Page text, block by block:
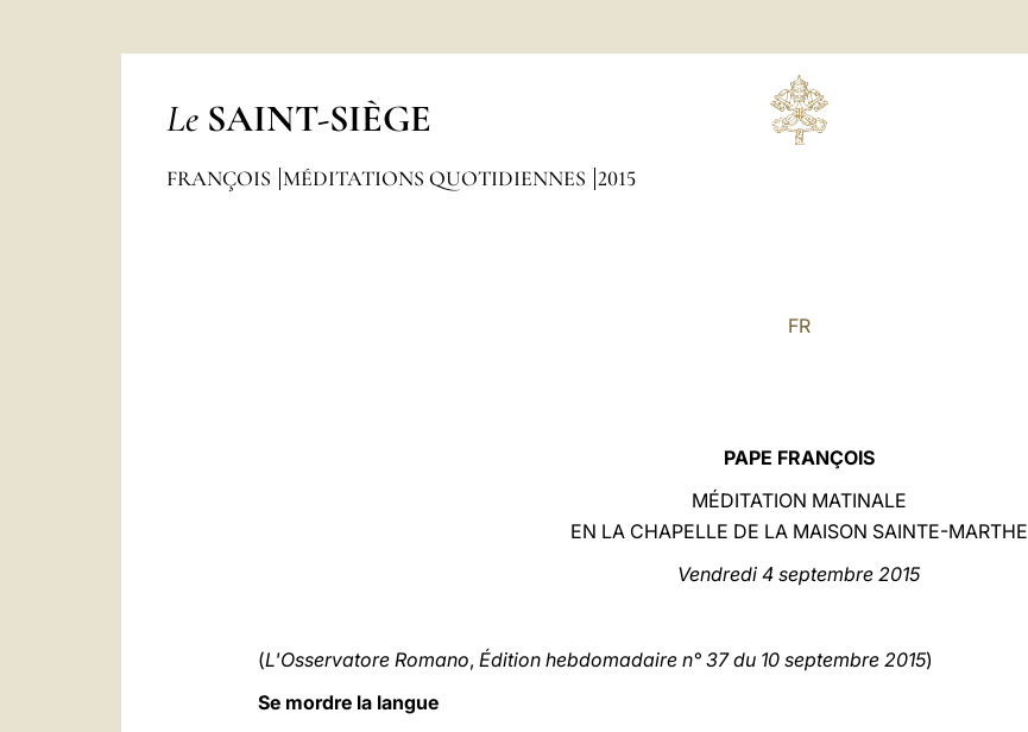
Le SAINT-SIÈGE
FRANÇOIS MÉDITATIONS QUOTIDIENNES 2015
FR
PAPE FRANÇOIS
MÉDITATION MATINALE
EN LA CHAPELLE DE LA MAISON SAINTE-MARTHE
Vendredi 4 septembre 2015
(L'Osservatore Romano, Édition hebdomadaire n° 37 du 10 septembre 2015)
Se mordre la langue